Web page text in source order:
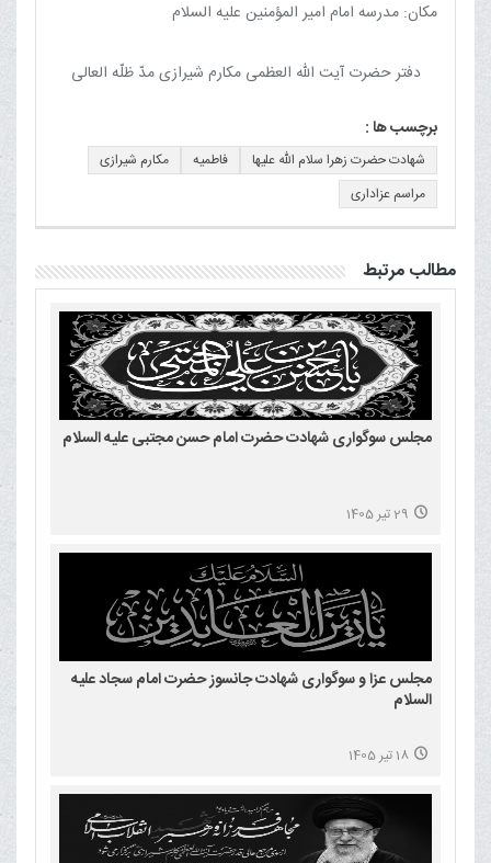
مکان: مدرسه امام امیر المؤمنین علیه السلام
دفتر حضرت آیت الله العظمی مکارم شیرازی مدّ ظلّه العالی
برچسب ها :
شهادت حضرت زهرا سلام الله علیها فاطمیه
مکارم شیرازی
مراسم عزاداری
مطالب مرتبط
مجلس سوگواری شهادت حضرت امام حسن مجتبی علیه السلام
29 تیر 1405
مجلس عزا و سوگواری شهادت جانسوز حضرت امام سجاد علیه
السلام
18 تیر 1405